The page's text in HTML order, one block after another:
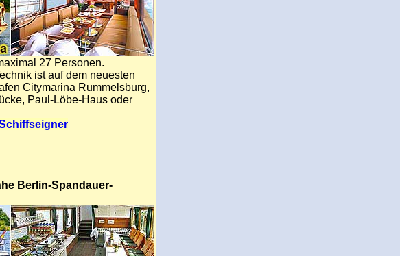
27 Personen.
ist auf dem neuesten
Citymarina Rummelsburg,
Paul-Löbe-Haus oder
Berlin-Spandauer-